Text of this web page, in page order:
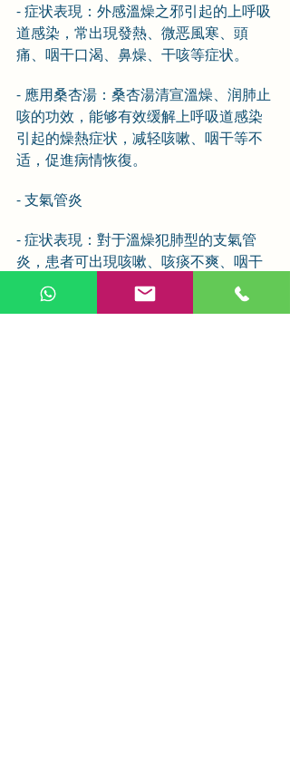
- 症状表現：外感溫燥之邪引起的上呼吸
道感染，常出現發熱、微恶風寒、頭
痛、咽干口渴、鼻燥、干咳等症状。
- 應用桑杏湯：桑杏湯清宣溫燥、润肺止
咳的功效，能够有效缓解上呼吸道感染
引起的燥熱症状，减轻咳嗽、咽干等不
适，促進病情恢復。
- 支氣管炎
- 症状表現：對于溫燥犯肺型的支氣管
炎，患者可出現咳嗽、咳痰不爽、咽干
口燥等症状。